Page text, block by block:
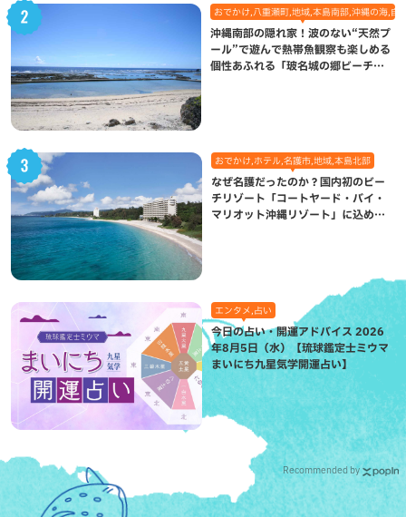
おでかけ,八重瀬町,地域,本島南部,沖縄の海,自
沖縄南部の隠れ家！波のない“天然プ
ール”で遊んで熱帯魚観察も楽しめる
個性あふれる「玻名城の郷ビーチ」
おでかけ,ホテル,名護市,地域,本島北部
なぜ名護だったのか？国内初のビー
チリゾート「コートヤード・バイ・
マリオット沖縄リゾート」に込めら
エンタメ,占い
今日の占い・開運アドバイス 2026
年8月5日（水）【琉球鑑定士ミウマ
まいにち九星気学開運占い】
Recommended by